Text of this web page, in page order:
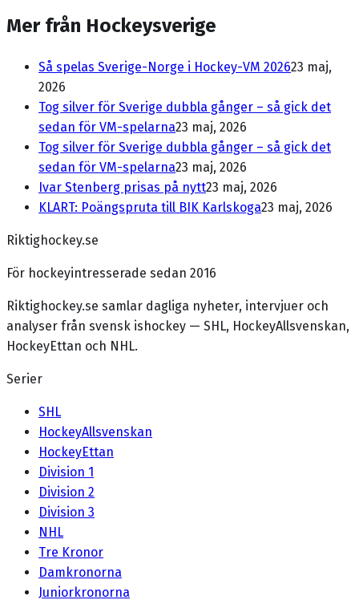
Mer från Hockeysverige
Så spelas Sverige-Norge i Hockey-VM 202623 maj,
2026
Tog silver för Sverige dubbla gånger – så gick det
sedan för VM-spelarna23 maj, 2026
Tog silver för Sverige dubbla gånger – så gick det
sedan för VM-spelarna23 maj, 2026
Ivar Stenberg prisas på nytt23 maj, 2026
KLART: Poängspruta till BIK Karlskoga23 maj, 2026
Riktighockey.se
För hockeyintresserade sedan 2016
Riktighockey.se samlar dagliga nyheter, intervjuer och
analyser från svensk ishockey — SHL, HockeyAllsvenskan,
HockeyEttan och NHL.
Serier
SHL
HockeyAllsvenskan
HockeyEttan
Division 1
Division 2
Division 3
NHL
Tre Kronor
Damkronorna
Juniorkronorna